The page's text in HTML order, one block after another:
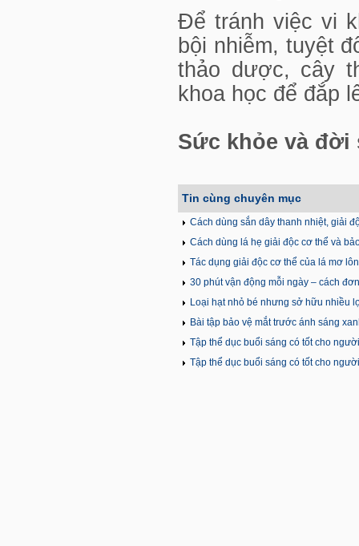
Để tránh việc vi
bội nhiễm, tuyệt
thảo dược, cây
khoa học để đắp
Sức khỏe và đời
Tin cùng chuyên mục
Cách dùng sắn dây thanh nhiệt, giải
Cách dùng lá hẹ giải độc cơ thể và
Tác dụng giải độc cơ thể của lá mơ
30 phút vận động mỗi ngày – cách
Loại hạt nhỏ bé nhưng sở hữu nhiều
Bài tập bảo vệ mắt trước ánh sáng
Tập thể dục buổi sáng có tốt cho
Tập thể dục buổi sáng có tốt cho